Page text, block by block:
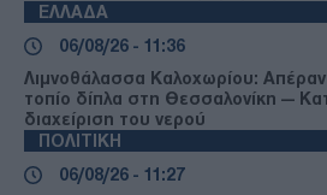
ΕΛΛΑΔΑ
06/08/26 - 11:36
Λιμνοθάλασσα Καλοχωρίου:
τοπίο δίπλα στη Θεσσαλονίκη —
διαχείριση του νερού
ΠΟΛΙΤΙΚΗ
06/08/26 - 11:27